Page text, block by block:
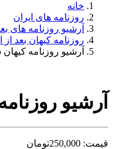
خانه
روزنامه های ایران
آرشیو روزنامه های
روزنامه کیهان بعد از
آرشیو روزنامه کیهان
آرشیو روزنامه
قیمت: 250,000تومان